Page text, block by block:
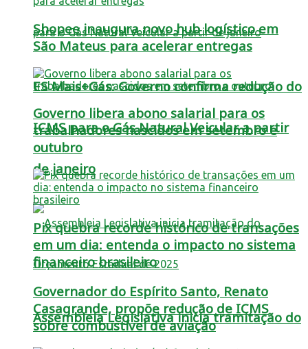
ES Mais+Gás: Governo confirma redução do
ICMS para o Gás Natural Veicular a partir
de janeiro
Assembleia Legislativa inicia tramitação do
Shopee inaugura novo hub logístico em
São Mateus para acelerar entregas
Governo libera abono salarial para os
trabalhadores nascidos em setembro e
outubro
Pix quebra recorde histórico de transações
em um dia: entenda o impacto no sistema
financeiro brasileiro
Governador do Espírito Santo, Renato
Casagrande, propõe redução de ICMS
sobre combustível de aviação